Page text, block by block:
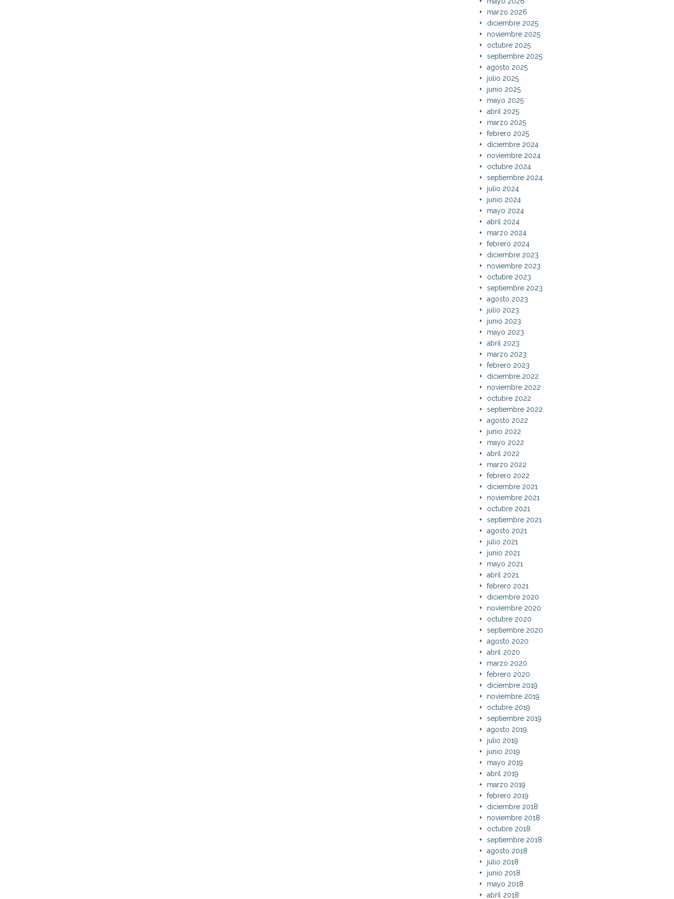
marzo 2026
diciembre 2025
noviembre 2025
octubre 2025
septiembre 2025
agosto 2025
julio 2025
junio 2025
mayo 2025
abril 2025
marzo 2025
febrero 2025
diciembre 2024
noviembre 2024
octubre 2024
septiembre 2024
julio 2024
junio 2024
mayo 2024
abril 2024
marzo 2024
febrero 2024
diciembre 2023
noviembre 2023
octubre 2023
septiembre 2023
agosto 2023
julio 2023
junio 2023
mayo 2023
abril 2023
marzo 2023
febrero 2023
diciembre 2022
noviembre 2022
octubre 2022
septiembre 2022
agosto 2022
junio 2022
mayo 2022
abril 2022
marzo 2022
febrero 2022
diciembre 2021
noviembre 2021
octubre 2021
septiembre 2021
agosto 2021
julio 2021
junio 2021
mayo 2021
abril 2021
febrero 2021
diciembre 2020
noviembre 2020
octubre 2020
septiembre 2020
agosto 2020
abril 2020
marzo 2020
febrero 2020
diciembre 2019
noviembre 2019
octubre 2019
septiembre 2019
agosto 2019
julio 2019
junio 2019
mayo 2019
abril 2019
marzo 2019
febrero 2019
diciembre 2018
noviembre 2018
octubre 2018
septiembre 2018
agosto 2018
julio 2018
junio 2018
mayo 2018
abril 2018